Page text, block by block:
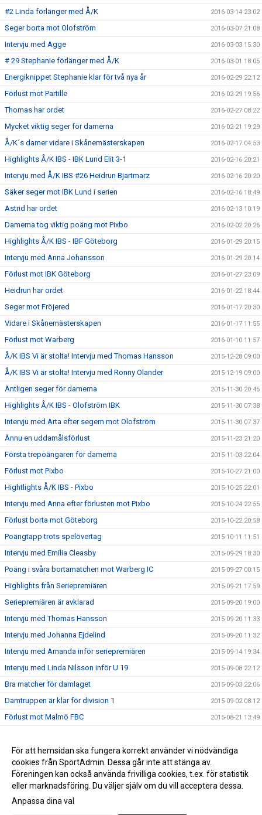
#2 Linda förlänger med Å/K 2016-03-14 23:02
Seger borta mot Olofström 2016-03-07 21:08
Intervju med Agge 2016-03-03 15:30
# 29 Stephanie förlänger med Å/K 2016-03-01 18:05
Energiknippet Stephanie klar för två nya år 2016-02-29 22:12
Förlust mot Partille 2016-02-29 19:56
Thomas har ordet 2016-02-27 08:22
Mycket viktig seger för damerna 2016-02-21 19:29
Å/K´s damer vidare i Skånemästerskapen 2016-02-17 04:53
Highlights Å/K IBS - IBK Lund Elit 3-1 2016-02-16 20:21
Intervju med Å/K IBS #26 Heidrun Bjartmarz 2016-02-16 20:20
Säker seger mot IBK Lund i serien 2016-02-16 18:49
Astrid har ordet 2016-02-13 10:19
Damerna tog viktig poäng mot Pixbo 2016-02-02 20:26
Highlights Å/K IBS - IBF Göteborg 2016-01-29 20:15
Intervju med Anna Johansson 2016-01-29 20:14
Förlust mot IBK Göteborg 2016-01-27 23:09
Heidrun har ordet 2016-01-22 18:44
Seger mot Fröjered 2016-01-17 20:30
Vidare i Skånemästerskapen 2016-01-17 11:55
Förlust mot Warberg 2016-01-10 11:57
Å/K IBS Vi är stolta! Intervju med Thomas Hansson 2015-12-28 09:00
Å/K IBS Vi är stolta! Intervju med Ronny Olander 2015-12-19 09:00
Äntligen seger för damerna 2015-11-30 20:45
Highlights Å/K IBS - Olofström IBK 2015-11-30 07:38
Intervju med Arta efter segern mot Olofström 2015-11-30 07:37
Ännu en uddamålsförlust 2015-11-23 21:20
Första trepoängaren för damerna 2015-11-03 22:04
Förlust mot Pixbo 2015-10-27 21:00
Hightlights Å/K IBS - Pixbo 2015-10-25 22:01
Intervju med Anna efter förlusten mot Pixbo 2015-10-24 22:55
Förlust borta mot Göteborg 2015-10-22 20:58
Poängtapp trots spelövertag 2015-10-11 11:51
Intervju med Emilia Cleasby 2015-09-29 18:30
Poäng i svåra bortamatchen mot Warberg IC 2015-09-27 00:15
Highlights från Seriepremiären 2015-09-21 17:59
Seriepremiären är avklarad 2015-09-20 19:00
Intervju med Thomas Hansson 2015-09-20 11:33
Intervju med Johanna Ejdelind 2015-09-20 11:32
Intervju med Amanda inför seriepremiären 2015-09-14 19:34
Intervju med Linda Nilsson inför U 19 2015-09-08 22:12
Bra matcher för damlaget 2015-09-03 22:06
Damtruppen är klar för division 1 2015-09-02 08:12
Förlust mot Malmö FBC 2015-08-21 13:49
Highlights Å/K IBS - Slovakien 8-6 2015-08-06 18:04
Seger i Vänskapsmatchen mot Slovakien 2015-08-06 10:16
För att hemsidan ska fungera korrekt använder vi nödvändiga
cookies från SportAdmin. Dessa går inte att stänga av.
Föreningen kan också använda frivilliga cookies, t.ex. för statistik
eller marknadsföring. Du väljer själv om du vill acceptera dessa.
Anpassa dina val